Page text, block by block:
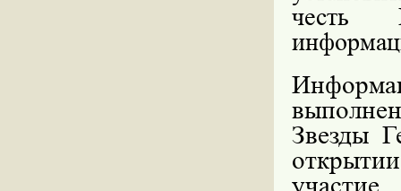
честь
Звезды